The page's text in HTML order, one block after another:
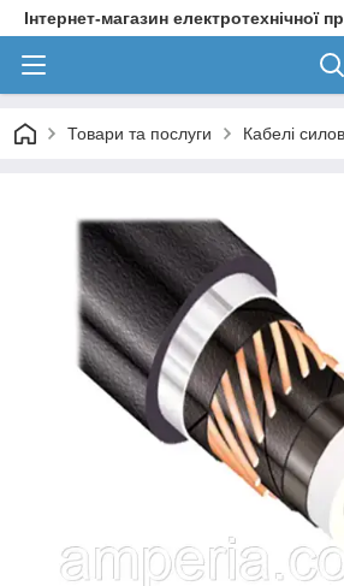
Інтернет-магазин електротехнічної
Товари та послуги Кабелі